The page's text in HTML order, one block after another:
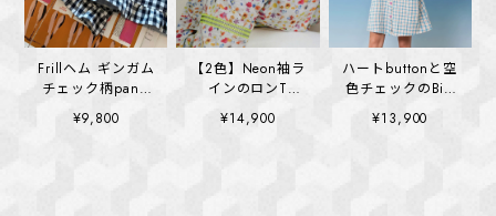
Frillヘム ギンガム
チェック柄pants
(kai1352)
¥9,800
【2色】Neon袖ラ
インのロンT
(kai1355)
¥14,900
ハートbuttonと空
色チェックのBig
collar ワンピース
(kai1328)
¥13,900